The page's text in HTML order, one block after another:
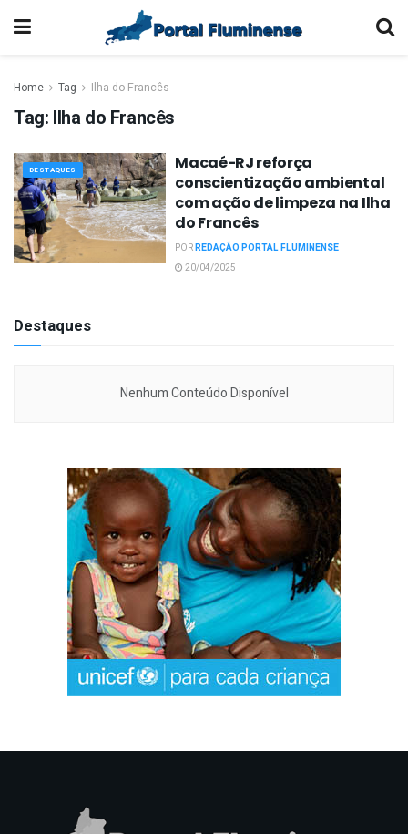
Home Tag Ilha do Francês
Tag: Ilha do Francês
DESTAQUES
Macaé-RJ reforça
conscientização ambiental
com ação de limpeza na Ilha
do Francês
PORREDAÇÃO PORTAL FLUMINENSE
20/04/2025
Destaques
Nenhum Conteúdo Disponível